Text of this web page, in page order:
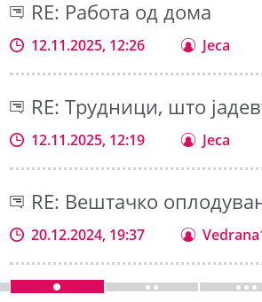
RE: Работа од дома
12.11.2025, 12:26 Jeca
RE: Трудници, што
12.11.2025, 12:19 Jeca
RE: Вештачко
20.12.2024, 19:37